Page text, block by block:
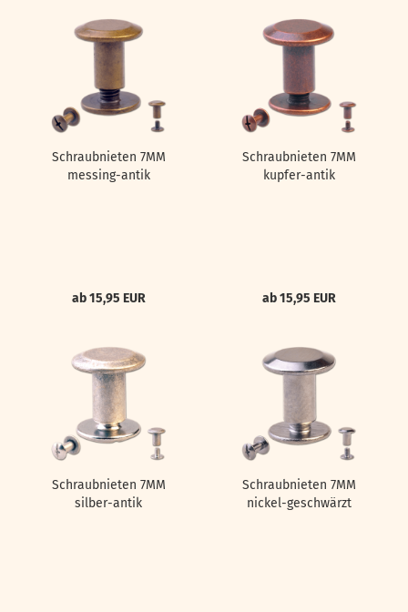
Schraubnieten 7MM
messing-antik
ab 15,95 EUR
Schraubnieten 7MM
kupfer-antik
ab 15,95 EUR
Schraubnieten 7MM
silber-antik
Schraubnieten 7MM
nickel-geschwärzt